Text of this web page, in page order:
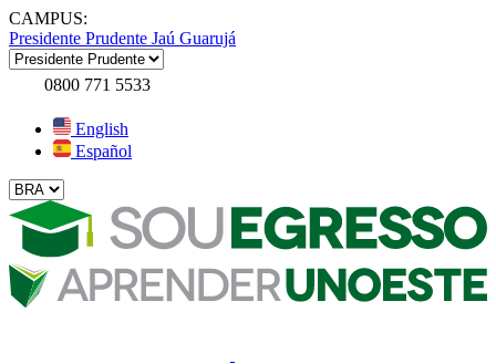
CAMPUS:
Presidente Prudente Jaú Guarujá
0800 771 5533
English
Español